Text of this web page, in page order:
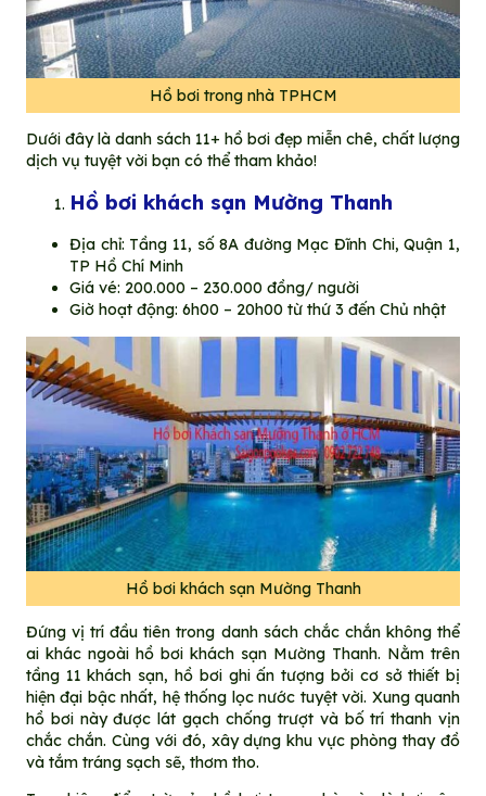
Hồ bơi trong nhà TPHCM
Dưới đây là danh sách 11+ hồ bơi đẹp miễn chê, chất lượng
dịch vụ tuyệt vời bạn có thể tham khảo!
Hồ bơi khách sạn Mường Thanh
Địa chỉ: Tầng 11, số 8A đường Mạc Đĩnh Chi, Quận 1,
TP Hồ Chí Minh
Giá vé: 200.000 – 230.000 đồng/ người
Giờ hoạt động: 6h00 – 20h00 từ thứ 3 đến Chủ nhật
Hồ bơi khách sạn Mường Thanh
Đứng vị trí đầu tiên trong danh sách chắc chắn không thể
ai khác ngoài hồ bơi khách sạn Mường Thanh. Nằm trên
tầng 11 khách sạn, hồ bơi ghi ấn tượng bởi cơ sở thiết bị
hiện đại bậc nhất, hệ thống lọc nước tuyệt vời. Xung quanh
hồ bơi này được lát gạch chống trượt và bố trí thanh vịn
chắc chắn. Cùng với đó, xây dựng khu vực phòng thay đồ
và tắm tráng sạch sẽ, thơm tho.